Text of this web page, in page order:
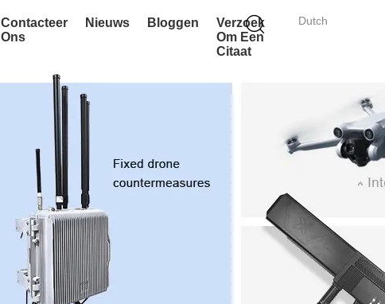
Dutch
Contacteer
Ons
Nieuws Bloggen
Verzoek
Om Een
Citaat